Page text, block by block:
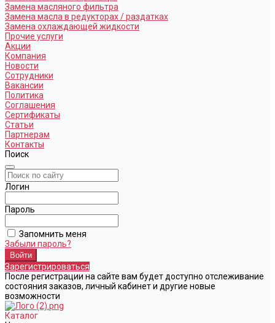
Замена масляного фильтра
Замена масла в редукторах / раздатках
Замена охлаждающей жидкости
Прочие услуги
Акции
Компания
Новости
Сотрудники
Вакансии
Политика
Соглашения
Сертификаты
Статьи
Партнерам
Контакты
Поиск
Логин
Пароль
Запомнить меня
Забыли пароль?
Зарегистрироваться
После регистрации на сайте вам будет доступно отслеживание
состояния заказов, личный кабинет и другие новые
возможности
Каталог